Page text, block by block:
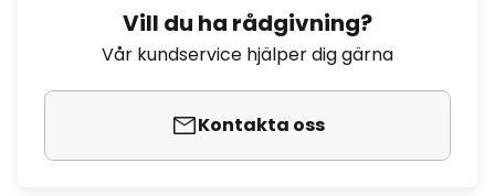
Vill du ha rådgivning?
Vår kundservice hjälper dig gärna
Kontakta oss